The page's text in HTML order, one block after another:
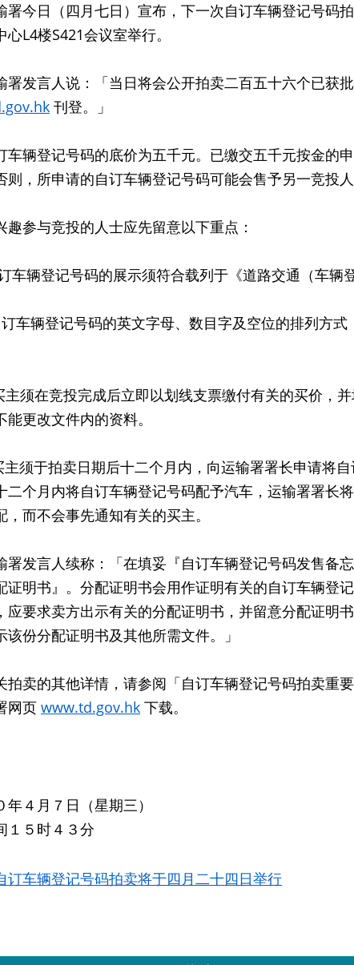
今日（四月七日）宣布，下一次自订车辆登记号码
心L4楼S421会议室举行。
发言人说：「当日将会公开拍卖二百五十六个已获
刊登。」
辆登记号码的底价为五千元。已缴交五千元按金的
则，所申请的自订车辆登记号码可能会售予另一竞投人
参与竞投的人士应先留意以下重点：
订车辆登记号码的展示须符合载列于《道路交通（车辆
订车辆登记号码的英文字母、数目字及空位的排列方
主须在竞投完成后立即以划线支票缴付有关的买价，
能更改文件内的资料。
主须于拍卖日期后十二个月内，向运输署署长申请将
二个月内将自订车辆登记号码配予汽车，运输署署长
，而不会事先通知有关的买主。
发言人续称：「在填妥『自订车辆登记号码发售备
证明书』。分配证明书会用作证明有关的自订车辆登
应要求卖方出示有关的分配证明书，并留意分配证明
该份分配证明书及其他所需文件。」
卖的其他详情，请参阅「自订车辆登记号码拍卖重
网页 www.td.gov.hk 下载。
年４月７日（星期三）
１５时４３分
订车辆登记号码拍卖将于四月二十四日举行